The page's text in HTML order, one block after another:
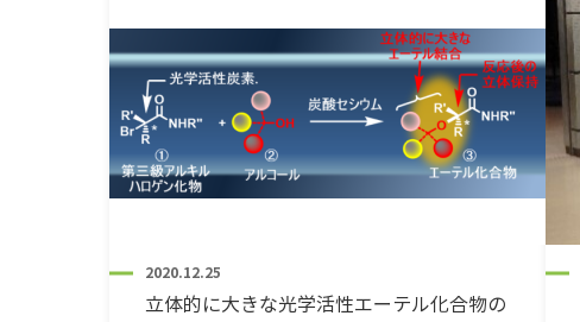
2020.12.25
立体的に大きな光学活性エーテル化合物の